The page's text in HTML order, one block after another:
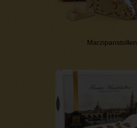
Marzipanstollen